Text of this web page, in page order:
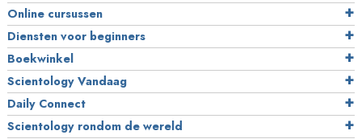
Online cursussen
Diensten voor beginners
Boekwinkel
Scientology Vandaag
Daily Connect
Scientology rondom de wereld